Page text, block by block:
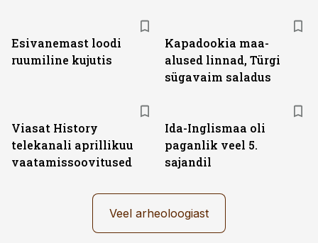
Esivanemast loodi
ruumiline kujutis
Kapadookia maa-
alused linnad, Türgi
sügavaim saladus
Viasat History
telekanali aprillikuu
vaatamissoovitused
Ida-Inglismaa oli
paganlik veel 5.
sajandil
Veel arheoloogiast